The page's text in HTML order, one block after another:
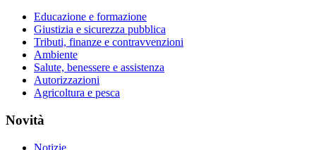
Educazione e formazione
Giustizia e sicurezza pubblica
Tributi, finanze e contravvenzioni
Ambiente
Salute, benessere e assistenza
Autorizzazioni
Agricoltura e pesca
Novità
Notizie